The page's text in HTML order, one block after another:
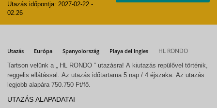
Utazás időpontja: 2027-02-22 -
02.26
Utazás Európa Spanyolország Playa del Ingles HL RONDO
Tartson velünk a „ HL RONDO ” utazásra! A kiutazás repülővel történik,
reggelis ellátással. Az utazás időtartama 5 nap / 4 éjszaka. Az utazás
legjobb alapára 750.750 Ft/fő.
UTAZÁS ALAPADATAI